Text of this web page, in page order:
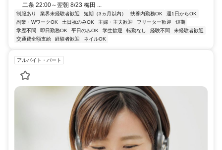
二条 22:00～翌朝 8/23 梅田 ...
制服あり 業界未経験者歓迎 短期（3ヵ月以内） 扶養内勤務OK
週1日からOK
副業・WワークOK
土日祝のみOK 主婦・主夫歓迎 フリーター歓迎
短期
学歴不問
即日勤務OK 平日のみOK 学生歓迎 転勤なし 経験不問
未経験者歓迎
交通費全額支給
経験者歓迎 ネイルOK
アルバイト・パート